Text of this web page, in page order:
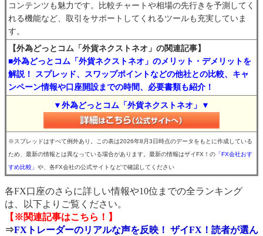
コンテンツも魅力です。比較チャートや相場の先行きを予測してく
れる機能など、取引をサポートしてくれるツールも充実していま
す。
【外為どっとコム「外貨ネクストネオ」の関連記事】
■外為どっとコム「外貨ネクストネオ」のメリット・デメリットを
解説！ スプレッド、スワップポイントなどの他社との比較、キャ
ンペーン情報や口座開設までの時間、必要書類も紹介！
▼外為どっとコム「外貨ネクストネオ」▼
※スプレッドはすべて例外あり。この表は2026年8月3日時点のデータをもとに作成している
ため、最新の情報とは異なっている場合があります。最新の情報はザイFX！の 「FX会社おす
すめ比較」 や、各FX会社の公式サイトなどで確認してください
各FX口座のさらに詳しい情報や10位までの全ランキング
は、以下よりご覧ください。
【※関連記事はこちら！】
⇒FXトレーダーのリアルな声を反映！ ザイFX！読者が選ん